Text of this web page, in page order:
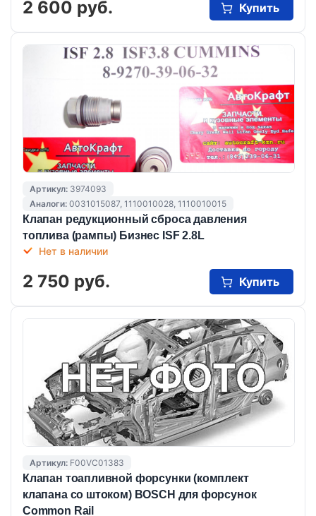
2 600 руб. Купить
Артикул: 3974093
Аналоги: 0031015087, 1110010028, 1110010015
Клапан редукционный сброса давления
топлива (рампы) Бизнес ISF 2.8L
Нет в наличии
2 750 руб. Купить
Артикул: F00VC01383
Клапан тоапливной форсунки (комплект
клапана со штоком) BOSCH для форсунок
Common Rail